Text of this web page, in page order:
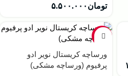
تومان ۵.۵۰۰.۰۰۰
-24%
ورساچه کریستال نویر ادو
پرفیوم (ورساچه مشکی)